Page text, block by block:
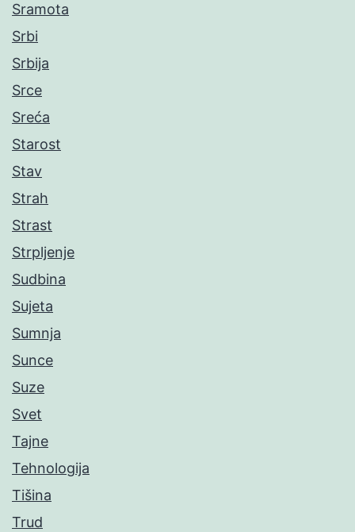
Sramota
Srbi
Srbija
Srce
Sreća
Starost
Stav
Strah
Strast
Strpljenje
Sudbina
Sujeta
Sumnja
Sunce
Suze
Svet
Tajne
Tehnologija
Tišina
Trud